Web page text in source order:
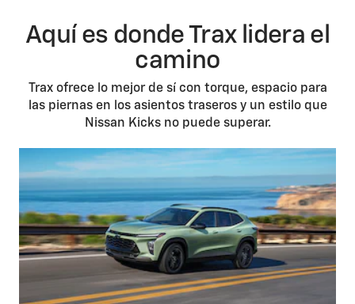
Aquí es donde Trax lidera el
camino
Trax ofrece lo mejor de sí con torque, espacio para
las piernas en los asientos traseros y un estilo que
Nissan Kicks no puede superar.